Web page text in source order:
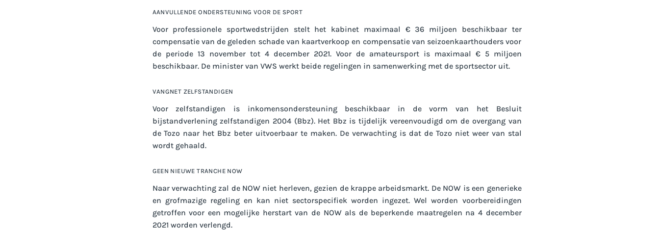
AANVULLENDE ONDERSTEUNING VOOR DE SPORT
Voor professionele sportwedstrijden stelt het kabinet maximaal € 36 miljoen beschikbaar ter
compensatie van de geleden schade van kaartverkoop en compensatie van seizoenkaarthouders voor
de periode 13 november tot 4 december 2021. Voor de amateursport is maximaal € 5 miljoen
beschikbaar. De minister van VWS werkt beide regelingen in samenwerking met de sportsector uit.
VANGNET ZELFSTANDIGEN
Voor zelfstandigen is inkomensondersteuning beschikbaar in de vorm van het Besluit
bijstandverlening zelfstandigen 2004 (Bbz). Het Bbz is tijdelijk vereenvoudigd om de overgang van
de Tozo naar het Bbz beter uitvoerbaar te maken. De verwachting is dat de Tozo niet weer van stal
wordt gehaald.
GEEN NIEUWE TRANCHE NOW
Naar verwachting zal de NOW niet herleven, gezien de krappe arbeidsmarkt. De NOW is een generieke
en grofmazige regeling en kan niet sectorspecifiek worden ingezet. Wel worden voorbereidingen
getroffen voor een mogelijke herstart van de NOW als de beperkende maatregelen na 4 december
2021 worden verlengd.